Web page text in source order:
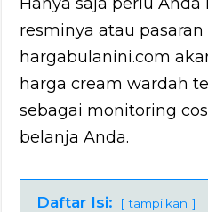
resminya atau
hargabulanini.com
harga cream wardah
sebagai monitoring
belanja Anda.
Daftar Isi: tampilkan